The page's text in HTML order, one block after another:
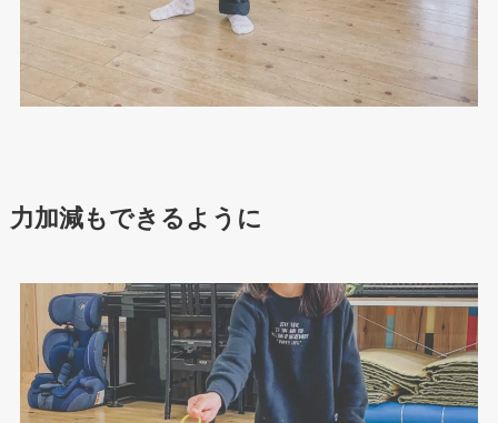
力加減もできるように